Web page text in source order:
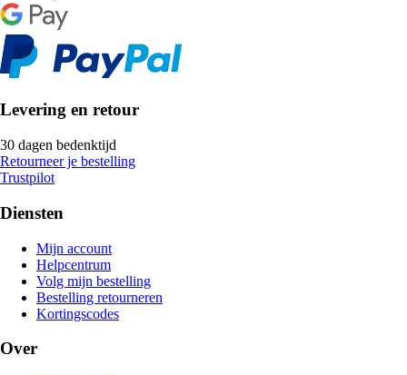
Levering en retour
30 dagen bedenktijd
Retourneer je bestelling
Trustpilot
Diensten
Mijn account
Helpcentrum
Volg mijn bestelling
Bestelling retourneren
Kortingscodes
Over